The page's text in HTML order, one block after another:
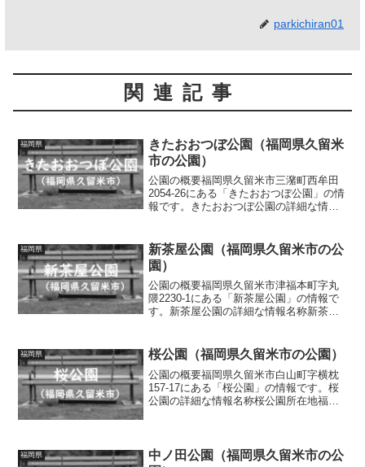
parkichiran01
関連記事
福岡県
きたおおつぼ公園（福岡県久留米
市の公園）
公園の概要福岡県久留米市三潴町西牟田
2054-26にある「きたおおつぼ公園」の情
報です。きたおおつぼ公園の詳細な情報
別街区公園施設・遊具スプリング遊具、
ベンチト...
福岡県
新茶屋公園（福岡県久留米市の公
園）
公園の概要福岡県久留米市津福本町字丸
隈2230-1にある「新茶屋公園」の情報で
す。新茶屋公園の詳細な情報名称新茶屋
設・遊具滑り台、ブランコ、鉄棒、砂
場、ベンチ、水道...
福岡県 桜公園（福岡県久留米市の公園）
公園の概要福岡県久留米市白山町字横枕
157-17にある「桜公園」の情報です。桜
公園の詳細な情報名称桜公園所在地福岡
車場の有無な...
福岡県
中ノ田公園（福岡県久留米市の公